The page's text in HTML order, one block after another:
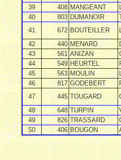
39
408 MANGEANT
40
803 DUMANOIR
41
672 BOUTEILLER
42
440 MENARD
43
561 ANIZAN
44
549 HEURTEL
45
563 MOULIN
46
817 GODEBERT
47
445 TOUGARD
48
648 TURPIN
49
826 TRASSARD
50
406 BOUGON